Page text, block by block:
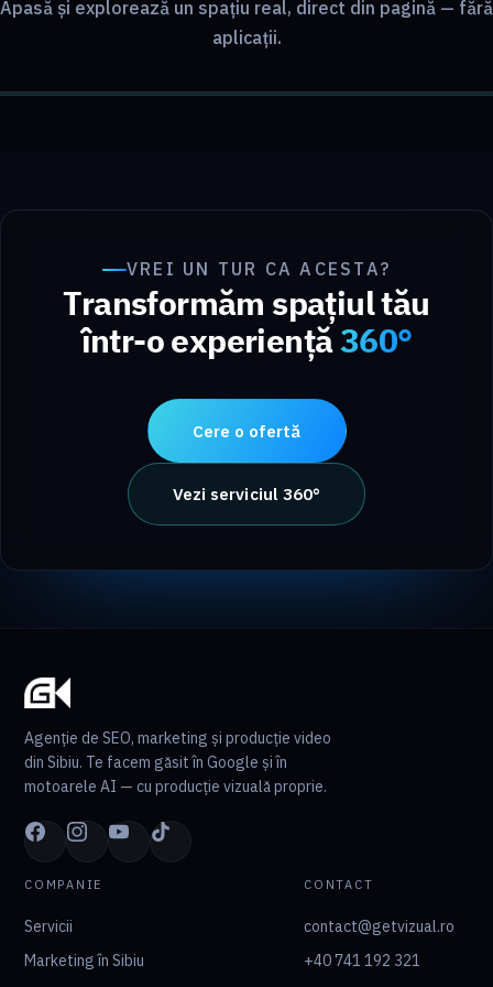
Apasă și explorează un spațiu real, direct din pagină — fără
aplicații.
VREI UN TUR CA ACESTA?
Transformăm spațiul tău
într-o experiență360°
Cere o ofertă
Vezi serviciul 360°
Agenție de SEO, marketing și producție video
din Sibiu. Te facem găsit în Google și în
motoarele AI — cu producție vizuală proprie.
COMPANIE
Servicii
Marketing în Sibiu
CONTACT
contact@getvizual.ro
+40 741 192 321